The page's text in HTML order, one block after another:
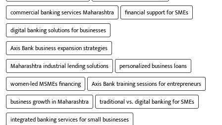
commercial banking services Maharashtra
financial support for SMEs
digital banking solutions for businesses
Axis Bank business expansion strategies
Maharashtra industrial lending solutions
personalized business loans
women-led MSMEs financing
Axis Bank training sessions for entrepreneurs
business growth in Maharashtra
traditional vs. digital banking for SMEs
integrated banking services for small businesses